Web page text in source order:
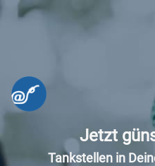
Jetzt
Tankstellen in